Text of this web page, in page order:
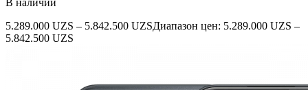
В наличии
5.289.000 UZS – 5.842.500 UZSДиапазон цен: 5.289.000 UZS –
5.842.500 UZS